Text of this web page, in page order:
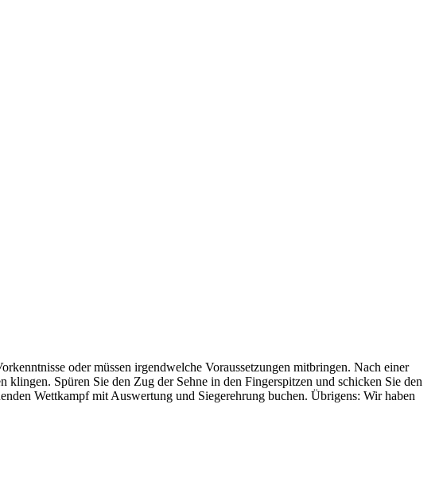
oder müssen irgendwelche Voraussetzungen mitbringen. Nach einer
Spüren Sie den Zug der Sehne in den Fingerspitzen und schicken Sie den
Wettkampf mit Auswertung und Siegerehrung buchen. Übrigens: Wir haben